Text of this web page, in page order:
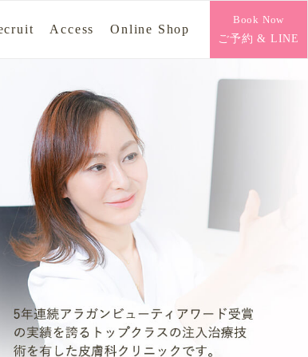
Access Online Shop
Book Now
ご予約 & LINE